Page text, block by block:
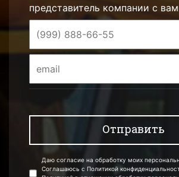
представитель компании с
Даю согласие на обработку моих
Соглашаюсь с Политикой